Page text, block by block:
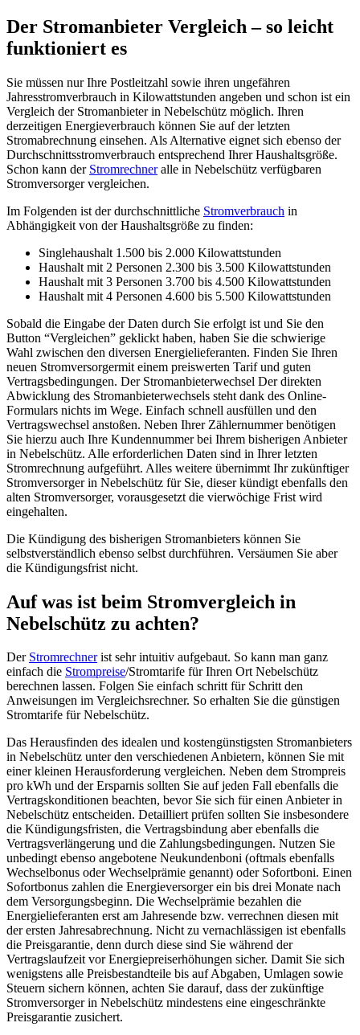
Der Stromanbieter Vergleich – so leicht
funktioniert es
Sie müssen nur Ihre Postleitzahl sowie ihren ungefähren
Jahresstromverbrauch in Kilowattstunden angeben und schon ist ein
Vergleich der Stromanbieter in Nebelschütz möglich. Ihren
derzeitigen Energieverbrauch können Sie auf der letzten
Stromabrechnung einsehen. Als Alternative eignet sich ebenso der
Durchschnittsstromverbrauch entsprechend Ihrer Haushaltsgröße.
Schon kann der Stromrechneralle in Nebelschütz verfügbaren
Stromversorger vergleichen.
Im Folgenden ist der durchschnittliche Stromverbrauch in
Abhängigkeit von der Haushaltsgröße zu finden:
Singlehaushalt 1.500 bis 2.000 Kilowattstunden
Haushalt mit 2 Personen 2.300 bis 3.500 Kilowattstunden
Haushalt mit 3 Personen 3.700 bis 4.500 Kilowattstunden
Haushalt mit 4 Personen 4.600 bis 5.500 Kilowattstunden
Sobald die Eingabe der Daten durch Sie erfolgt ist und Sie den
Button “Vergleichen” geklickt haben, haben Sie die schwierige
Wahl zwischen den diversen Energielieferanten. Finden Sie Ihren
neuen Stromversorgermit einem preiswerten Tarif und guten
Vertragsbedingungen. Der Stromanbieterwechsel Der direkten
Abwicklung des Stromanbieterwechsels steht dank des Online-
Formulars nichts im Wege. Einfach schnell ausfüllen und den
Vertragswechsel anstoßen. Neben Ihrer Zählernummer benötigen
Sie hierzu auch Ihre Kundennummer bei Ihrem bisherigen Anbieter
in Nebelschütz. Alle erforderlichen Daten sind in Ihrer letzten
Stromrechnung aufgeführt. Alles weitere übernimmt Ihr zukünftiger
Stromversorger in Nebelschütz für Sie, dieser kündigt ebenfalls den
alten Stromversorger, vorausgesetzt die vierwöchige Frist wird
eingehalten.
Die Kündigung des bisherigen Stromanbieters können Sie
selbstverständlich ebenso selbst durchführen. Versäumen Sie aber
die Kündigungsfrist nicht.
Auf was ist beim Stromvergleich in
Nebelschütz zu achten?
Der Stromrechnerist sehr intuitiv aufgebaut. So kann man ganz
einfach die Strompreise/Stromtarife für Ihren Ort Nebelschütz
berechnen lassen. Folgen Sie einfach schritt für Schritt den
Anweisungen im Vergleichsrechner. So erhalten Sie die günstigen
Stromtarife für Nebelschütz.
Das Herausfinden des idealen und kostengünstigsten Stromanbieters
in Nebelschütz unter den verschiedenen Anbietern, können Sie mit
einer kleinen Herausforderung vergleichen. Neben dem Strompreis
pro kWh und der Ersparnis sollten Sie auf jeden Fall ebenfalls die
Vertragskonditionen beachten, bevor Sie sich für einen Anbieter in
Nebelschütz entscheiden. Detailliert prüfen sollten Sie insbesondere
die Kündigungsfristen, die Vertragsbindung aber ebenfalls die
Vertragsverlängerung und die Zahlungsbedingungen. Nutzen Sie
unbedingt ebenso angebotene Neukundenboni (oftmals ebenfalls
Wechselbonus oder Wechselprämie genannt) oder Sofortboni. Einen
Sofortbonus zahlen die Energieversorger ein bis drei Monate nach
dem Versorgungsbeginn. Die Wechselprämie bezahlen die
Energielieferanten erst am Jahresende bzw. verrechnen diesen mit
der ersten Jahresabrechnung. Nicht zu vernachlässigen ist ebenfalls
die Preisgarantie, denn durch diese sind Sie während der
Vertragslaufzeit vor Energiepreiserhöhungen sicher. Damit Sie sich
wenigstens alle Preisbestandteile bis auf Abgaben, Umlagen sowie
Steuern sichern können, achten Sie darauf, dass der zukünftige
Stromversorger in Nebelschütz mindestens eine eingeschränkte
Preisgarantie zusichert.